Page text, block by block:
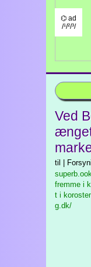
⌬ ad
/¹/²/³/
Ved
til |
fremme i
t i
g.dk/